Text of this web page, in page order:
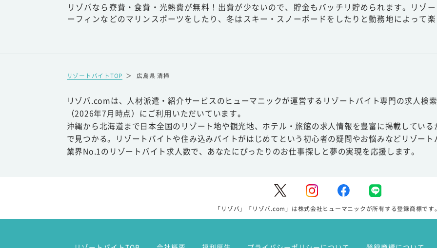
リゾバなら寮費・食費・光熱費が無料！出費が少ないので、貯金もバッチリ貯められます。リゾ
ーフィンなどのマリンスポーツをしたり、冬はスキー・スノーボードをしたりと勤務地によって
リゾートバイトTOP ＞ 広島県 清掃
リゾバ.comは、人材派遣・紹介サービスのヒューマニックが運営するリゾートバイト専門の求人検
（2026年7月時点）にご利用いただいています。
沖縄から北海道まで日本全国のリゾート地や観光地、ホテル・旅館の求人情報を豊富に掲載してい
で見つかる。リゾートバイトや住み込みバイトがはじめてという初心者の疑問やお悩みなどリゾー
業界No.1のリゾートバイト求人数で、あなたにぴったりのお仕事探しと夢の実現を応援します。
「リゾバ」「リゾバ.com」は株式会社ヒューマニックが所有する登録商標です